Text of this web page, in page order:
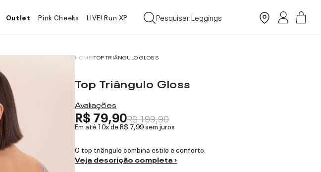
Outlet Pink Cheeks LIVE! Run XP
Pesquisar:Leggings
HOME TOP TRIÂNGULO GLOSS
Top Triângulo Gloss
Avaliações
R$ 79,90R$ 199,90
Em até 10x deR$ 7,99sem juros
O top triângulo combina estilo e conforto.
Veja descrição completa ›